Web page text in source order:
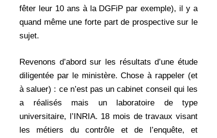
fêter leur 10 ans à la DGFiP par exemple), il y a
quand même une forte part de prospective sur le
sujet.
Revenons d’abord sur les résultats d’une étude
diligentée par le ministère. Chose à rappeler (et
à saluer) : ce n’est pas un cabinet conseil qui les
a réalisés mais un laboratoire de type
universitaire, l’INRIA. 18 mois de travaux visant
les métiers du contrôle et de l’enquête, et